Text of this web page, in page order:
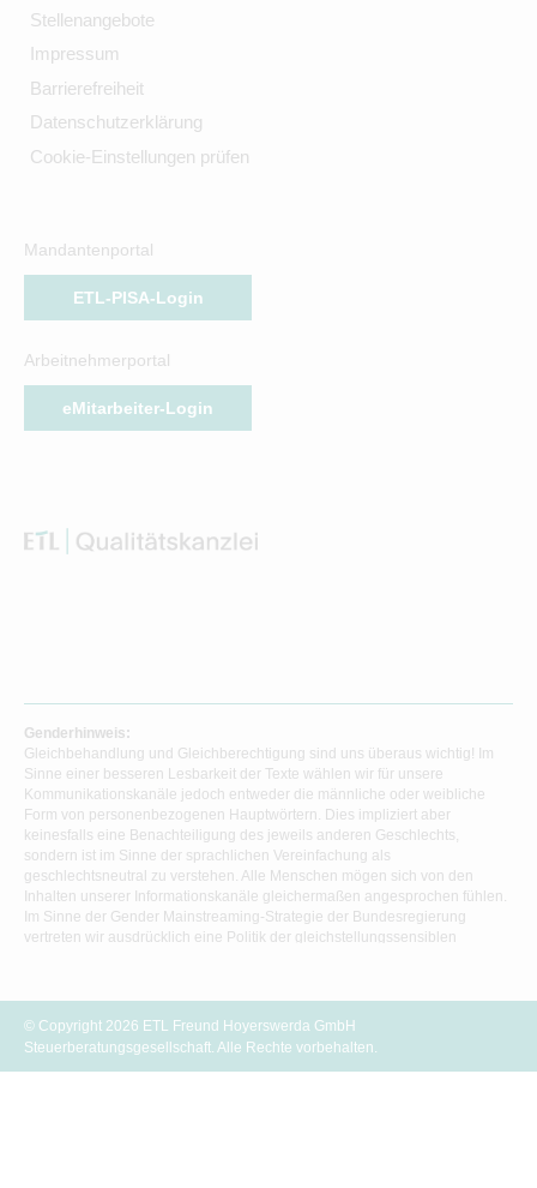
Stellenangebote
Impressum
Barrierefreiheit
Datenschutzerklärung
Cookie-Einstellungen prüfen
Mandantenportal
ETL-PISA-Login
Arbeitnehmerportal
eMitarbeiter-Login
Genderhinweis:
Gleichbehandlung und Gleichberechtigung sind uns überaus wichtig! Im
Sinne einer besseren Lesbarkeit der Texte wählen wir für unsere
Kommunikationskanäle jedoch entweder die männliche oder weibliche
Form von personenbezogenen Hauptwörtern. Dies impliziert aber
keinesfalls eine Benachteiligung des jeweils anderen Geschlechts,
sondern ist im Sinne der sprachlichen Vereinfachung als
geschlechtsneutral zu verstehen. Alle Menschen mögen sich von den
Inhalten unserer Informationskanäle gleichermaßen angesprochen fühlen.
Im Sinne der Gender Mainstreaming-Strategie der Bundesregierung
vertreten wir ausdrücklich eine Politik der gleichstellungssensiblen
© Copyright 2026 ETL Freund Hoyerswerda GmbH
Steuerberatungsgesellschaft. Alle Rechte vorbehalten.